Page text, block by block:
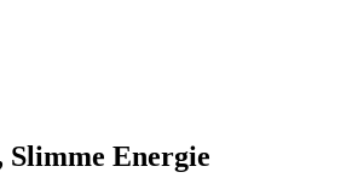
Slimme Energie